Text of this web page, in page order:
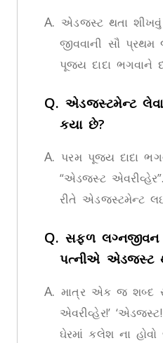
A. એડજસ્ટ થતા શીખવું
જીવવાની સૌ
પૂજ્ય દાદા ભગવાને
Q.એડજસ્ટમેન્ટ
કયા છે?
A. પરમ પૂજ્ય દાદા
“એડજસ્ટ
રીતે એડજસ્ટમેન્ટ
Q.સફળ લગ્નજીવન
પત્નીએ એડજસ્ટ
A.માત્ર એક જ શબ્દ
એવરીવ્હેર!’
ઘેરમાં કલેશ ના